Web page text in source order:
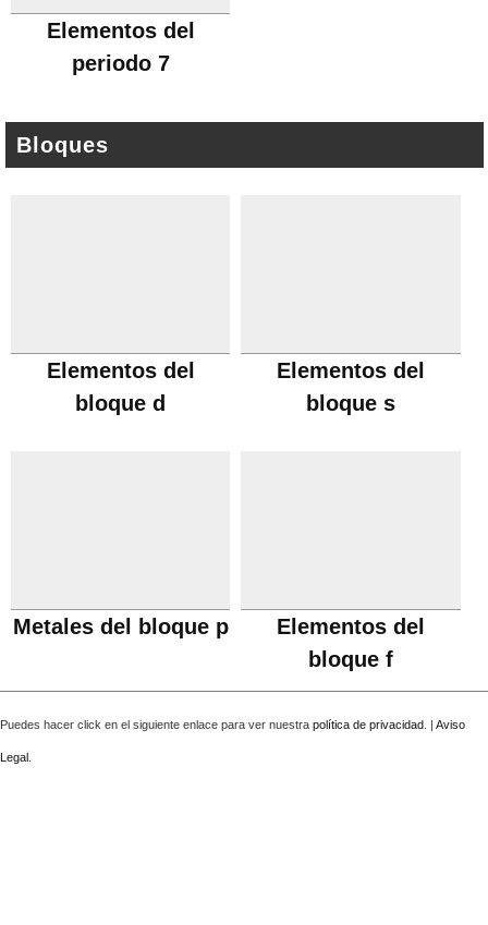
Elementos del
periodo 7
Bloques
Elementos del
bloque d
Elementos del
bloque s
Metales del bloque p
Elementos del
bloque f
Puedes hacer click en el siguiente enlace para ver nuestra política de privacidad . | Aviso
Legal